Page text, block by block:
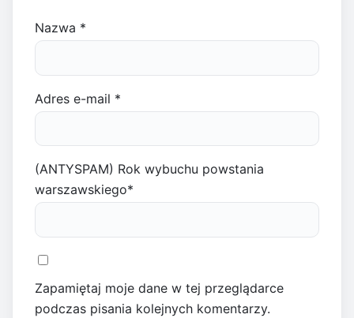
Nazwa *
Adres e-mail *
(ANTYSPAM) Rok wybuchu powstania
warszawskiego*
Zapamiętaj moje dane w tej przeglądarce
podczas pisania kolejnych komentarzy.